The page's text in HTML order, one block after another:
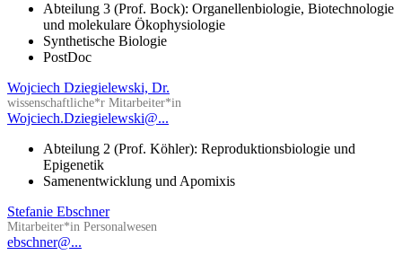
Abteilung 3 (Prof. Bock): Organellenbiologie, Biotechnologie
und molekulare Ökophysiologie
Synthetische Biologie
PostDoc
Wojciech Dziegielewski, Dr.
wissenschaftliche*r Mitarbeiter*in
Wojciech.Dziegielewski@...
Abteilung 2 (Prof. Köhler): Reproduktionsbiologie und
Epigenetik
Samenentwicklung und Apomixis
Stefanie Ebschner
Mitarbeiter*in Personalwesen
ebschner@...